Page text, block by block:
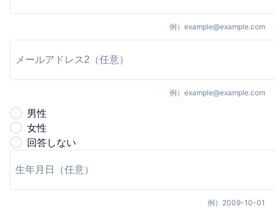
例） example@example.com
例） example@example.com
男性
女性
回答しない
例） 2009-10-01